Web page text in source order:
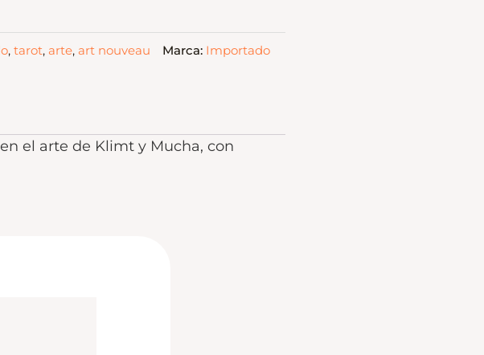
, tarot, arte, art nouveau Marca: Importado
el arte de Klimt y Mucha, con